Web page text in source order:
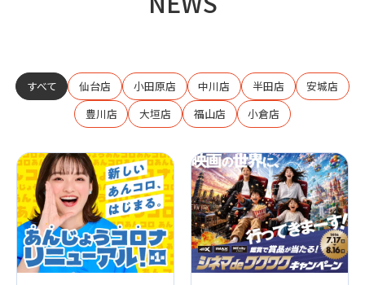
すべて 仙台店 小田原店 中川店 半田店
安城店
豊川店
大垣店 福山店 小倉店